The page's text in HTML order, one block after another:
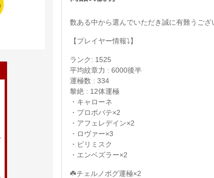
数ある中から選んでいただき誠に有難うござ
【プレイヤー情報⤵️】
ランク: 1525
平均紋章力 : 6000後半
運極数 : 334
黎絶 : 12体運極
・キャローネ
・プロポバテ×2
・アフェレデイン×2
・ロヴァー×3
・ビリミスク
・エンベズラー×2
☘️チェルノボグ運極×2